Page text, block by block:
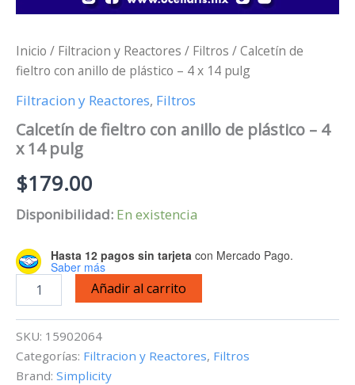
Inicio / Filtracion y Reactores / Filtros / Calcetín de
fieltro con anillo de plástico – 4 x 14 pulg
Filtracion y Reactores, Filtros
Calcetín de fieltro con anillo de plástico – 4
x 14 pulg
$179.00
Disponibilidad: En existencia
Hasta 12 pagos sin tarjeta con Mercado Pago.
Saber más
anillo
de
plástico
Añadir al carrito
SKU: 15902064
Categorías: Filtracion y Reactores, Filtros
Brand: Simplicity